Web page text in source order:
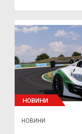
НОВИНИ
НОВИНИ